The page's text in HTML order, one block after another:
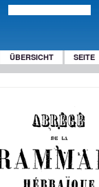
ÜBERSICHT SEITE